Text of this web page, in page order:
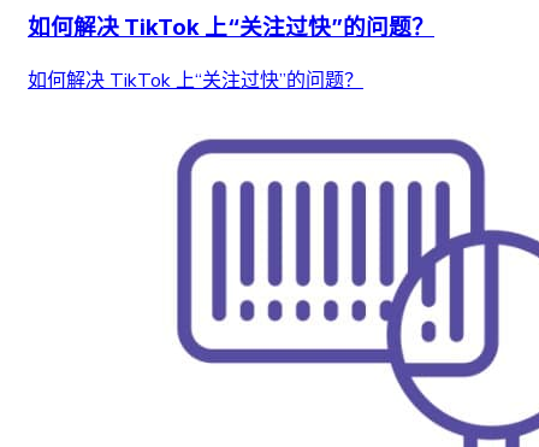
如何解决 TikTok 上“关注过快”的问题？
如何解决 TikTok 上“关注过快”的问题？